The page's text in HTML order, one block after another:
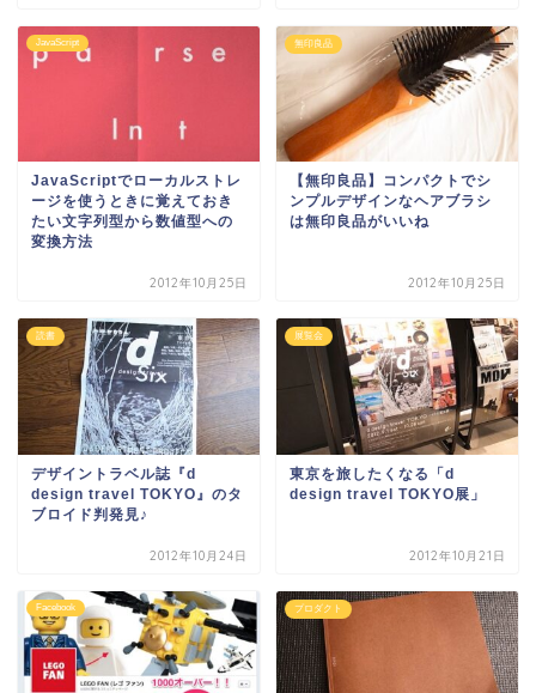
JavaScript
JavaScriptでローカルストレ
ージを使うときに覚えておき
たい文字列型から数値型への
変換方法
2012年10月25日
無印良品
【無印良品】コンパクトでシ
ンプルデザインなヘアブラシ
は無印良品がいいね
2012年10月25日
読書
デザイントラベル誌『d
design travel TOKYO』のタ
ブロイド判発見♪
2012年10月24日
展覧会
東京を旅したくなる「d
design travel TOKYO展」
2012年10月21日
Facebook プロダクト